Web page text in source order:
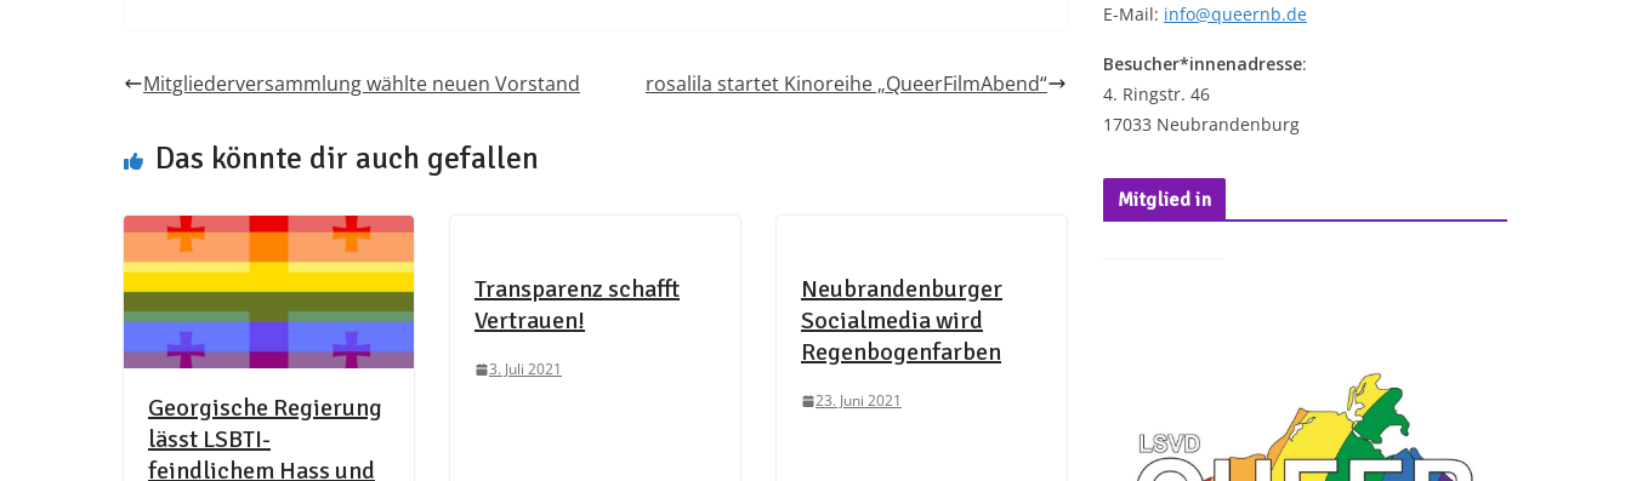
Mitgliederversammlung wählte neuen Vorstand rosalila startet Kinoreihe „QueerFilmAbend“
Das könnte dir auch gefallen
Georgische Regierung
lässt LSBTI-
feindlichem Hass und
Transparenz schafft
Vertrauen!
3. Juli 2021
Neubrandenburger
Socialmedia wird
Regenbogenfarben
23. Juni 2021
E-Mail: info@queernb.de
Besucher*innenadresse:
4. Ringstr. 46
17033 Neubrandenburg
Mitglied in